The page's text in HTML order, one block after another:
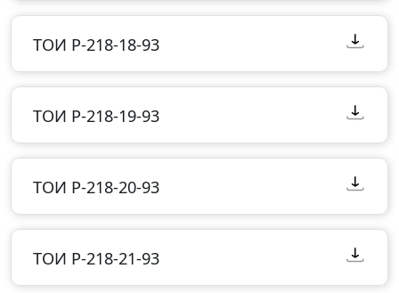
ТОИ Р-218-18-93
ТОИ Р-218-19-93
ТОИ Р-218-20-93
ТОИ Р-218-21-93